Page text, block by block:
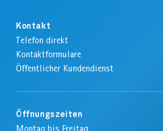
Kontakt
Telefon direkt
Kontaktformulare
Öffentlicher Kundendienst
Öffnungszeiten
Montag bis Freitag